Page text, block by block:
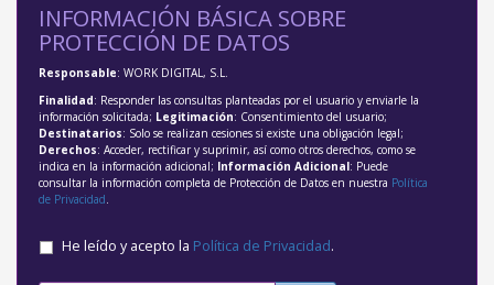
INFORMACIÓN BÁSICA SOBRE
PROTECCIÓN DE DATOS
Responsable: WORK DIGITAL, S.L.
Finalidad: Responder las consultas planteadas por el usuario y enviarle la
información solicitada; Legitimación: Consentimiento del usuario;
Destinatarios: Solo se realizan cesiones si existe una obligación legal;
Derechos: Acceder, rectificar y suprimir, así como otros derechos, como se
indica en la información adicional; Información Adicional: Puede
consultar la información completa de Protección de Datos en nuestra Política
de Privacidad
He leído y acepto la Política de Privacidad.